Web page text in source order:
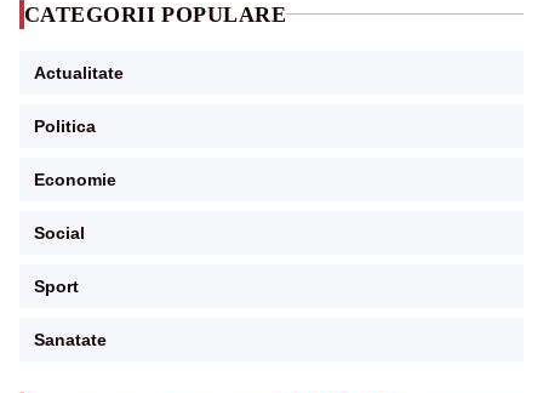
CATEGORII POPULARE
Actualitate
Politica
Economie
Social
Sport
Sanatate